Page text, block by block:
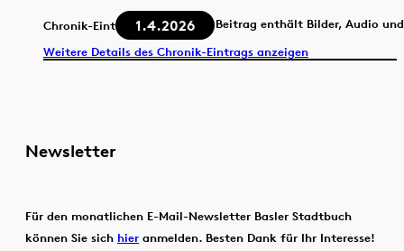
Chronik-Eintrag 1.4.2026
Beitrag enthält Bilder, Audio
Weitere Details des Chronik-Eintrags anzeigen
Newsletter
Für den monatlichen E-Mail-Newsletter Basler Stadtbuch
können Sie sich hier anmelden. Besten Dank für Ihr Interesse!